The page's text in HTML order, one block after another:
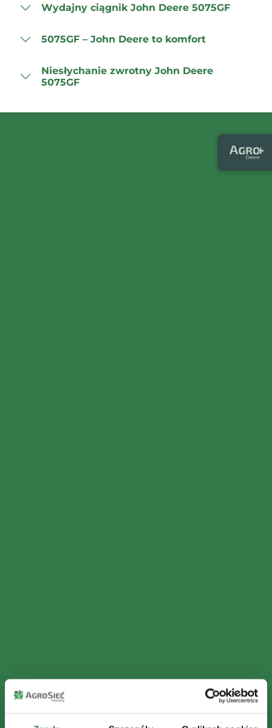
Wydajny ciągnik John Deere 5075GF
5075GF – John Deere to komfort
Niesłychanie zwrotny John Deere
5075GF